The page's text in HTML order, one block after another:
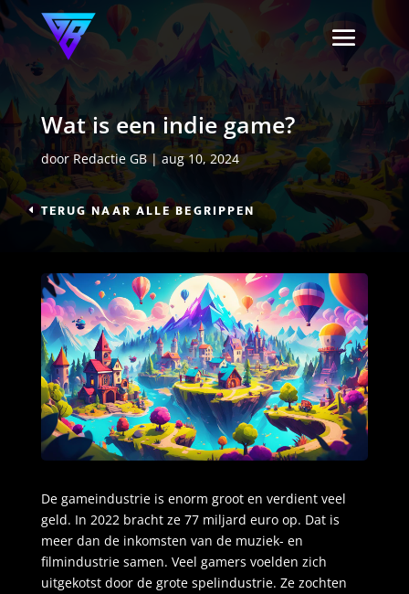
Wat is een indie game?
doorRedactie GB|aug 10, 2024
TERUG NAAR ALLE BEGRIPPEN
De gameindustrieis enorm groot en verdient veel
geld. In 2022 bracht ze 77 miljard euro op. Dat is
meer dan de inkomsten van de muziek- en
filmindustrie samen. Veel gamers voelden zich
uitgekotst door de grote spelindustrie. Ze zochten